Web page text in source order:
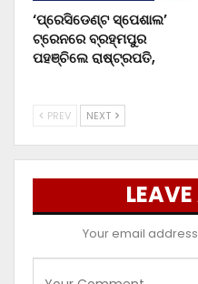
‘ପ୍ରେସିଡେଣ୍ଟ ସ୍ପେଶାଲ’
ଟ୍ରେନରେ ବ୍ରହ୍ମପୁର
ପହଞ୍ଚିଲେ ରାଷ୍ଟ୍ରପତି,
PREV NEXT
Your email